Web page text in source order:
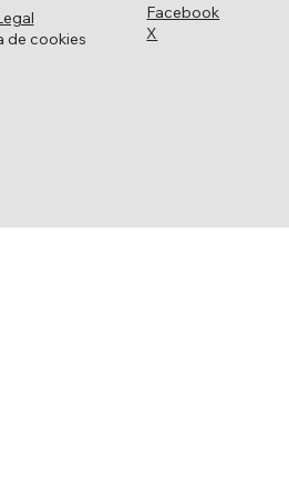
Facebook
X
de cookies